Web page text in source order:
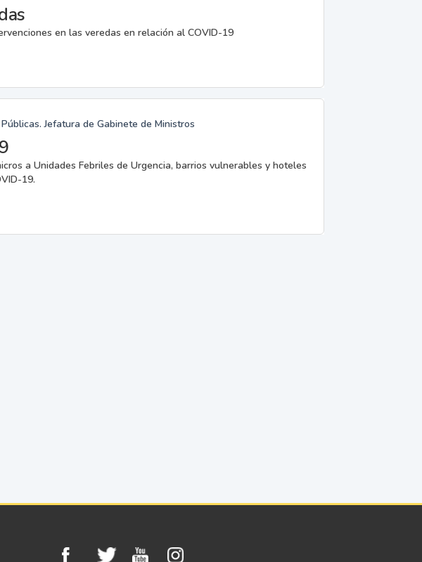
en las veredas en relación al COVID-19
Jefatura de Gabinete de Ministros
a Unidades Febriles de Urgencia, barrios vulnerables y hoteles
19.